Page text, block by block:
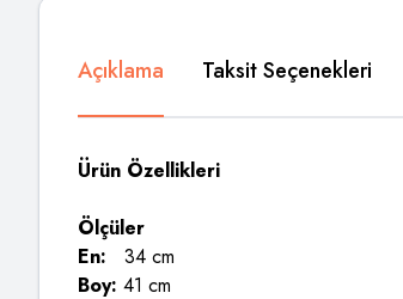
Açıklama Taksit Seçenekleri
Ürün Özellikleri
Ölçüler
En: 34 cm
Boy: 41 cm